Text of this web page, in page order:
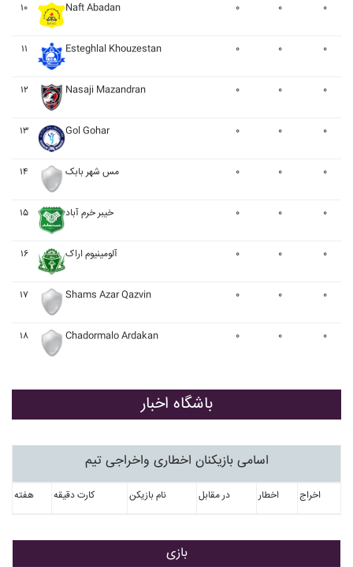
۱۰ Naft Abadan ۰ ۰ ۰
۱۱ Esteghlal Khouzestan ۰ ۰ ۰
۱۲ Nasaji Mazandran ۰ ۰ ۰
۱۳ Gol Gohar ۰ ۰ ۰
۱۴ مس شهر بابک ۰ ۰ ۰
۱۵ خيبر خرم آباد ۰ ۰ ۰
۱۶ آلومينيوم اراک ۰ ۰ ۰
۱۷ Shams Azar Qazvin ۰ ۰ ۰
۱۸ Chadormalo Ardakan ۰ ۰ ۰
باشگاه اخبار
اسامی بازیکنان اخطاری واخراجی تیم
هفته کارت دقیقه نام بازیکن در مقابل اخطار اخراج
بازی